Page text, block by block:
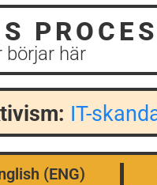
börjar här
IT-
(ENG)